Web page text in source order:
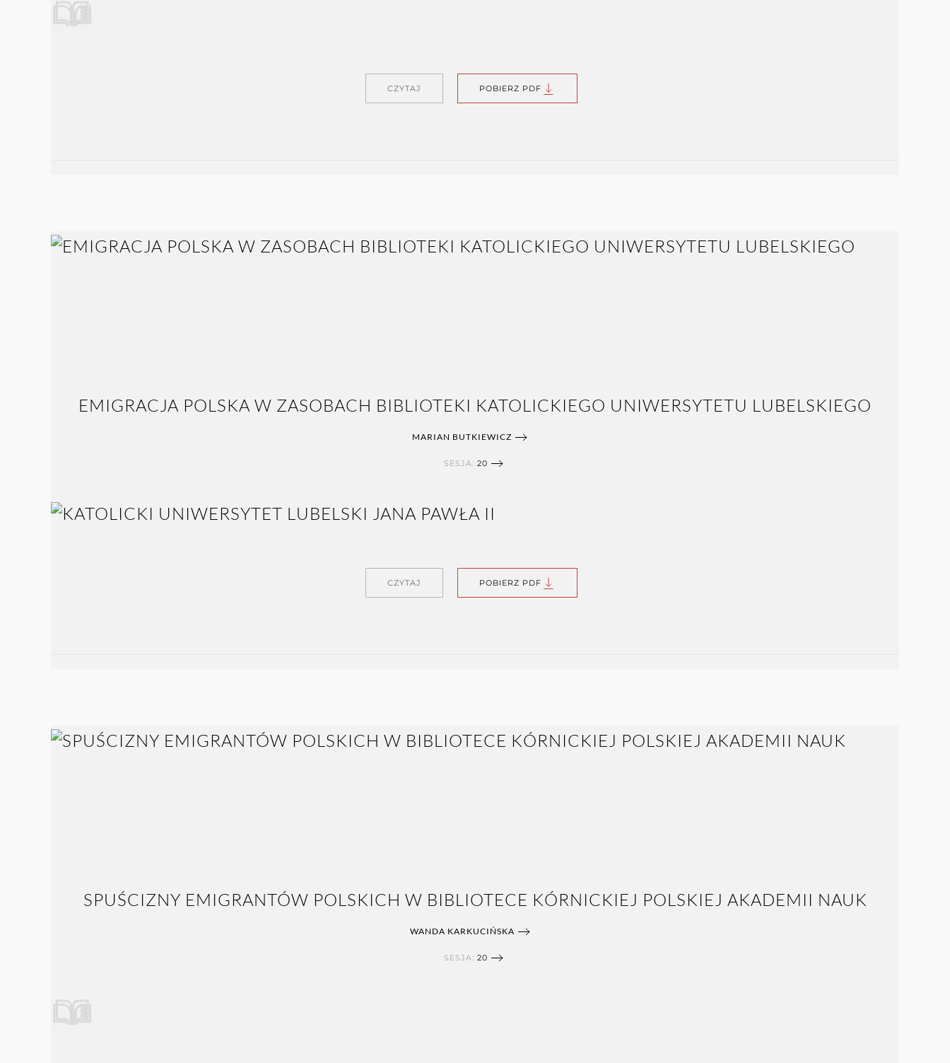
CZYTAJ POBIERZ PDF
EMIGRACJA POLSKA W ZASOBACH BIBLIOTEKI KATOLICKIEGO UNIWERSYTETU LUBELSKIEGO
MARIAN BUTKIEWICZ
SESJA: 20
CZYTAJ POBIERZ PDF
SPUŚCIZNY EMIGRANTÓW POLSKICH W BIBLIOTECE KÓRNICKIEJ POLSKIEJ AKADEMII NAUK
WANDA KARKUCIŃSKA
SESJA: 20